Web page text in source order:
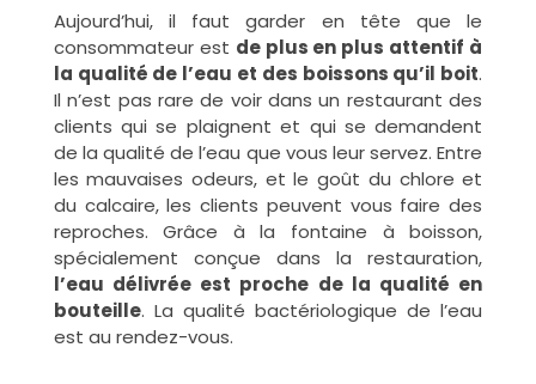
Aujourd’hui, il faut garder en tête que le
consommateur est de plus en plus attentif à
la qualité de l’eau et des boissons qu’il boit.
Il n’est pas rare de voir dans un restaurant des
clients qui se plaignent et qui se demandent
de la qualité de l’eau que vous leur servez. Entre
les mauvaises odeurs, et le goût du chlore et
du calcaire, les clients peuvent vous faire des
reproches. Grâce à la fontaine à boisson,
spécialement conçue dans la restauration,
l’eau délivrée est proche de la qualité en
bouteille. La qualité bactériologique de l’eau
est au rendez-vous.